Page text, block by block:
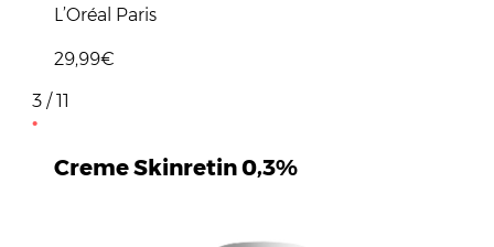
L’Oréal Paris
29,99€
3 / 11
Creme Skinretin 0,3%